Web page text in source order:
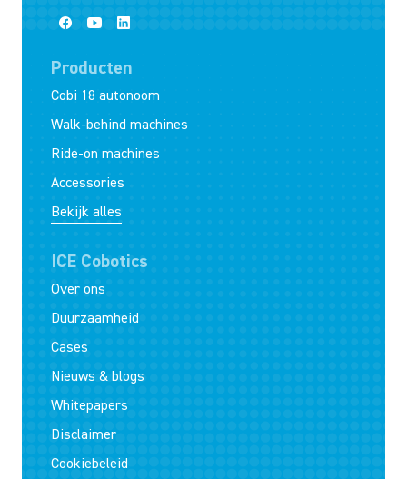
Producten
Cobi 18 autonoom
Walk-behind machines
Ride-on machines
Accessories
Bekijk alles
ICE Cobotics
Over ons
Duurzaamheid
Cases
Nieuws & blogs
Whitepapers
Disclaimer
Cookiebeleid